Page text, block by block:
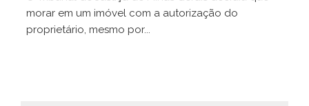
morar em um imóvel com a autorização do
proprietário, mesmo por...